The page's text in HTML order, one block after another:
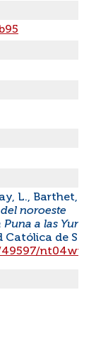
L., Barthet, D.,
noroeste
a las
Católica de